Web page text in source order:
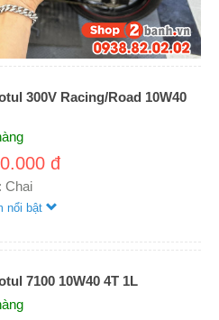
300V Racing/Road 10W40
đ
Chai
nổi bật
7100 10W40 4T 1L